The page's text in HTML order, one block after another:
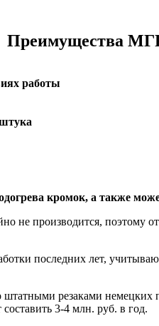
Преимущества
работы
кромок, а также
не производится, поэтому
последних лет,
резаками немецких
3-4 млн. руб. в год.